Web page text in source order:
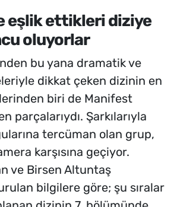
eşlik ettikleri diziye
oluyorlar
bu yana dramatik ve
dikkat çeken dizinin en
biri de Manifest
parçalarıydı. Şarkılarıyla
tercüman olan grup,
karşısına geçiyor.
ve Birsen Altuntaş
bilgilere göre; şu sıralar